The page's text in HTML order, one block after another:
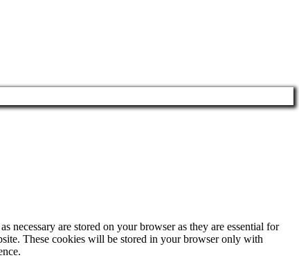
necessary are stored on your browser as they are essential for
These cookies will be stored in your browser only with